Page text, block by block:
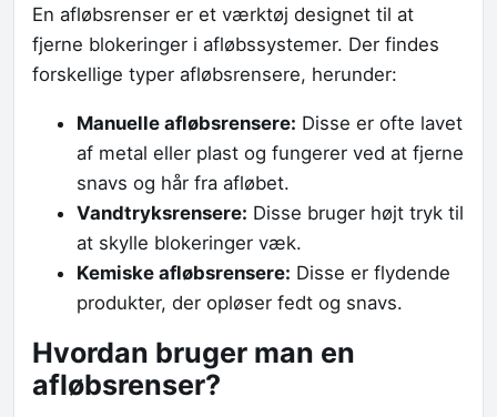
En afløbsrenser er et værktøj designet til at
fjerne blokeringer i afløbssystemer. Der findes
forskellige typer afløbsrensere, herunder:
Manuelle afløbsrensere: Disse er ofte lavet
af metal eller plast og fungerer ved at fjerne
snavs og hår fra afløbet.
Vandtryksrensere: Disse bruger højt tryk til
at skylle blokeringer væk.
Kemiske afløbsrensere: Disse er flydende
produkter, der opløser fedt og snavs.
Hvordan bruger man en
afløbsrenser?